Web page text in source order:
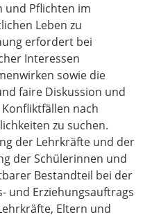
und Pflichten im
Leben zu
erfordert bei
Interessen
sowie die
faire Diskussion und
nach
zu suchen.
der Lehrkräfte und der
der Schülerinnen und
Bestandteil bei der
und Erziehungsauftrags
Eltern und